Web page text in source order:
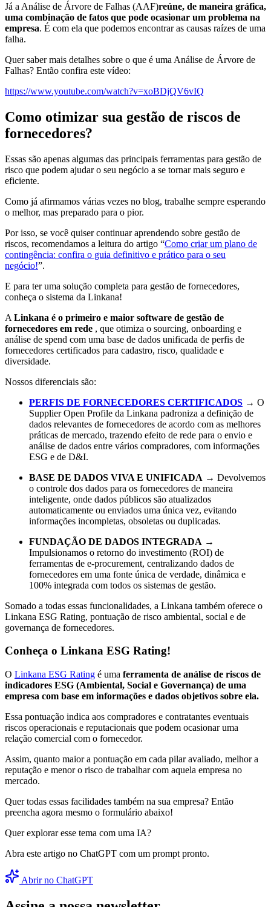
Já a Análise de Árvore de Falhas (AAF)reúne, de maneira gráfica,
uma combinação de fatos que pode ocasionar um problema na
empresa. É com ela que podemos encontrar as causas raízes de uma
falha.
Quer saber mais detalhes sobre o que é uma Análise de Árvore de
Falhas? Então confira este vídeo:
https://www.youtube.com/watch?v=xoBDjQV6vIQ
Como otimizar sua gestão de riscos de
fornecedores?
Essas são apenas algumas das principais ferramentas para gestão de
risco que podem ajudar o seu negócio a se tornar mais seguro e
eficiente.
Como já afirmamos várias vezes no blog, trabalhe sempre esperando
o melhor, mas preparado para o pior.
Por isso, se você quiser continuar aprendendo sobre gestão de
riscos, recomendamos a leitura do artigo “Como criar um plano de
contingência: confira o guia definitivo e prático para o seu
negócio!”.
E para ter uma solução completa para gestão de fornecedores,
conheça o sistema da Linkana!
A Linkana é o primeiro e maior software de gestão de
fornecedores em rede , que otimiza o sourcing, onboarding e
análise de spend com uma base de dados unificada de perfis de
fornecedores certificados para cadastro, risco, qualidade e
diversidade.
Nossos diferenciais são:
PERFIS DE FORNECEDORES CERTIFICADOS → O
Supplier Open Profile da Linkana padroniza a definição de
dados relevantes de fornecedores de acordo com as melhores
práticas de mercado, trazendo efeito de rede para o envio e
análise de dados entre vários compradores, com informações
ESG e de D&I.
BASE DE DADOS VIVA E UNIFICADA → Devolvemos
o controle dos dados para os fornecedores de maneira
inteligente, onde dados públicos são atualizados
automaticamente ou enviados uma única vez, evitando
informações incompletas, obsoletas ou duplicadas.
FUNDAÇÃO DE DADOS INTEGRADA →
Impulsionamos o retorno do investimento (ROI) de
ferramentas de e-procurement, centralizando dados de
fornecedores em uma fonte única de verdade, dinâmica e
100% integrada com todos os sistemas de gestão.
Somado a todas essas funcionalidades, a Linkana também oferece o
Linkana ESG Rating, pontuação de risco ambiental, social e de
governança de fornecedores.
Conheça o Linkana ESG Rating!
O Linkana ESG Rating é uma ferramenta de análise de riscos de
indicadores ESG (Ambiental, Social e Governança) de uma
empresa com base em informações e dados objetivos sobre ela.
Essa pontuação indica aos compradores e contratantes eventuais
riscos operacionais e reputacionais que podem ocasionar uma
relação comercial com o fornecedor.
Assim, quanto maior a pontuação em cada pilar avaliado, melhor a
reputação e menor o risco de trabalhar com aquela empresa no
mercado.
Quer todas essas facilidades também na sua empresa? Então
preencha agora mesmo o formulário abaixo!
Quer explorar esse tema com uma IA?
Abra este artigo no ChatGPT com um prompt pronto.
Abrir no ChatGPT